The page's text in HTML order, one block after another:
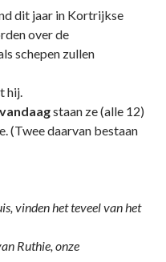
dit jaar in Kortrijkse
over de
schepen zullen
hij.
staan ze (alle 12)
(Twee daarvan bestaan
vinden het teveel van het
Ruthie, onze